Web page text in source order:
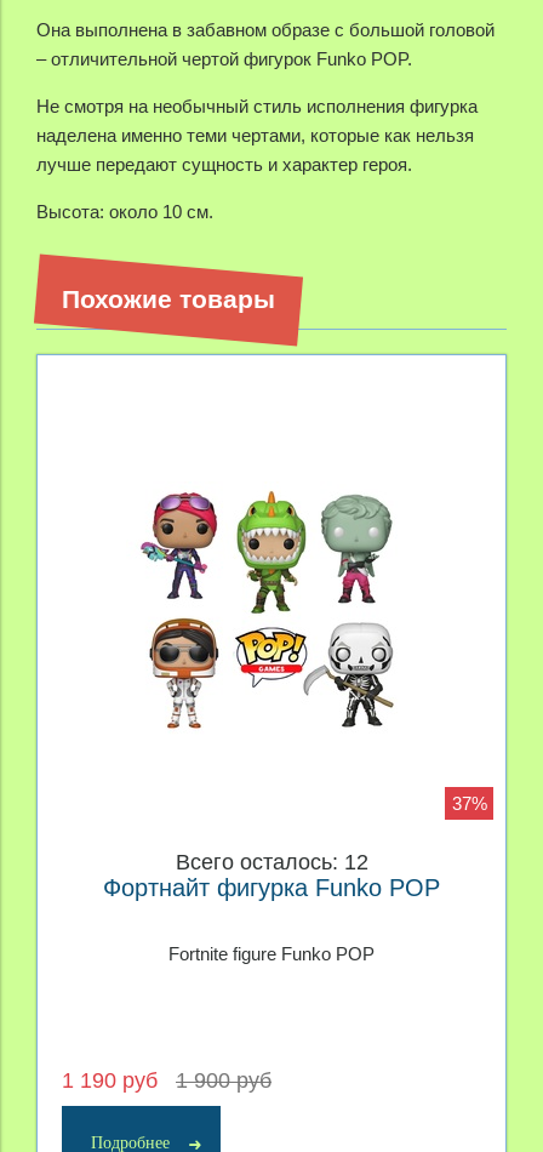
Она выполнена в забавном образе с большой головой
– отличительной чертой фигурок Funko POP.
Не смотря на необычный стиль исполнения фигурка
наделена именно теми чертами, которые как нельзя
лучше передают сущность и характер героя.
Высота: около 10 см.
Похожие товары
37%
Всего осталось: 12
Фортнайт фигурка Funko POP
Fortnite figure Funko POP
1 190 руб 1 900 руб
Подробнее